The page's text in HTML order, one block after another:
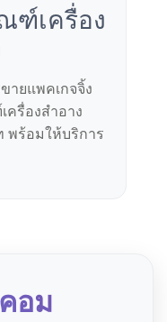
ฑ์เครื่อง
ายแพคเกจจิ้ง
รื่องสำอาง
พร้อมให้บริการ
อม